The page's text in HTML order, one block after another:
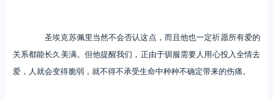
圣埃克苏佩里当然不会否认这点，而且他也一定祈愿所有爱的
关系都能长久美满。但他提醒我们，正由于驯服需要人用心投入全情去
爱，人就会变得脆弱，就不得不承受生命中种种不确定带来的伤痛。